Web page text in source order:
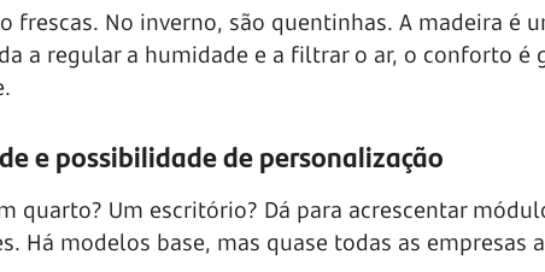
frescas. No inverno, são quentinhas. A madeira é
a regular a humidade e a filtrar o ar, o conforto
e possibilidade de personalização
quarto? Um escritório? Dá para acrescentar
Há modelos base, mas quase todas as empresas